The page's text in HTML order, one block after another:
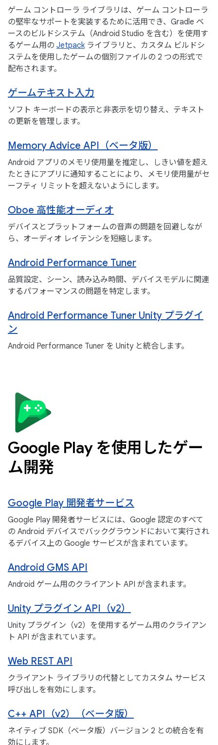
ゲーム コントローラ ライブラリは、ゲーム コントローラ
の堅牢なサポートを実装するために活用でき、Gradle ベ
ースのビルドシステム（Android Studio を含む）を使用す
るゲーム用の Jetpackライブラリと、カスタム ビルドシ
ステムを使用したゲームの個別ファイルの 2 つの形式で
配布されます。
ゲームテキスト入力
ソフト キーボードの表示と非表示を切り替え、テキスト
の更新を管理します。
Memory Advice API（ベータ版）
Android アプリのメモリ使用量を推定し、しきい値を超え
たときにアプリに通知することにより、メモリ使用量がセ
ーフティ リミットを超えないようにします。
Oboe 高性能オーディオ
デバイスとプラットフォームの音声の問題を回避しなが
ら、オーディオ レイテンシを短縮します。
Android Performance Tuner
品質設定、シーン、読み込み時間、デバイスモデルに関連
するパフォーマンスの問題を特定します。
Android Performance Tuner Unity プラグイ
ン
Android Performance Tuner を Unity と統合します。
Google Play を使用したゲー
ム開発
Google Play 開発者サービス
Google Play 開発者サービスには、Google 認定のすべて
の Android デバイスでバックグラウンドにおいて実行され
るデバイス上の Google サービスが含まれています。
Android GMS API
Android ゲーム用のクライアント API が含まれます。
Unity プラグイン API（v2）
Unity プラグイン（v2）を使用するゲーム用のクライアン
ト API が含まれています。
Web REST API
クライアント ライブラリの代替としてカスタム サービス
呼び出しを有効にします。
C++ API（v2）（ベータ版）
ネイティブ SDK（ベータ版）バージョン 2 との統合を有
効にします。